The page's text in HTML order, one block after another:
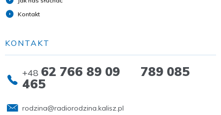
Kontakt
KONTAKT
+48 62 766 89 09 789 085
465
rodzina@radiorodzina.kalisz.pl